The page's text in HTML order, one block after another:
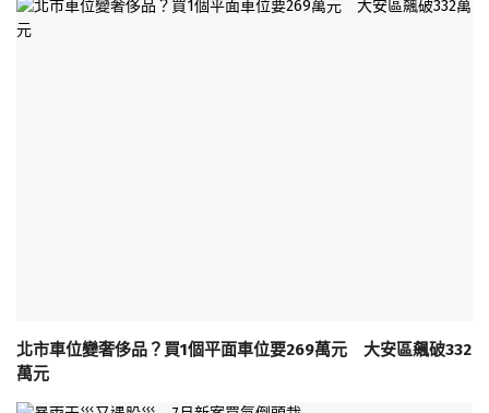
北市車位變奢侈品？買1個平面車位要269萬元 大安區飆破332
萬元